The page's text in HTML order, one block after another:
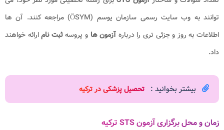
توانند به وب سایت رسمی سازمان یوسم (ÖSYM) مراجعه کنند. آن ها
اطلاعات به روز و جزئی تری را درباره آزمون ها و پروسهثبت نامارائه خواهند
داد.
بیشتر بخوانید : تحصیل پزشکی در ترکیه
زمان و محل برگزاری آزمون STS ترکیه